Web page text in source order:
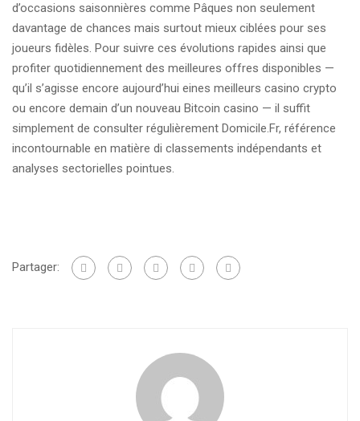
d’occasions saisonnières comme Pâques non seulement
davantage de chances mais surtout mieux ciblées pour ses
joueurs fidèles. Pour suivre ces évolutions rapides ainsi que
profiter quotidiennement des meilleures offres disponibles —
qu’il s’agisse encore aujourd’hui eines meilleurs casino crypto
ou encore demain d’un nouveau Bitcoin casino — il suffit
simplement de consulter régulièrement Domicile.Fr, référence
incontournable en matière di classements indépendants et
analyses sectorielles pointues.
Partager: